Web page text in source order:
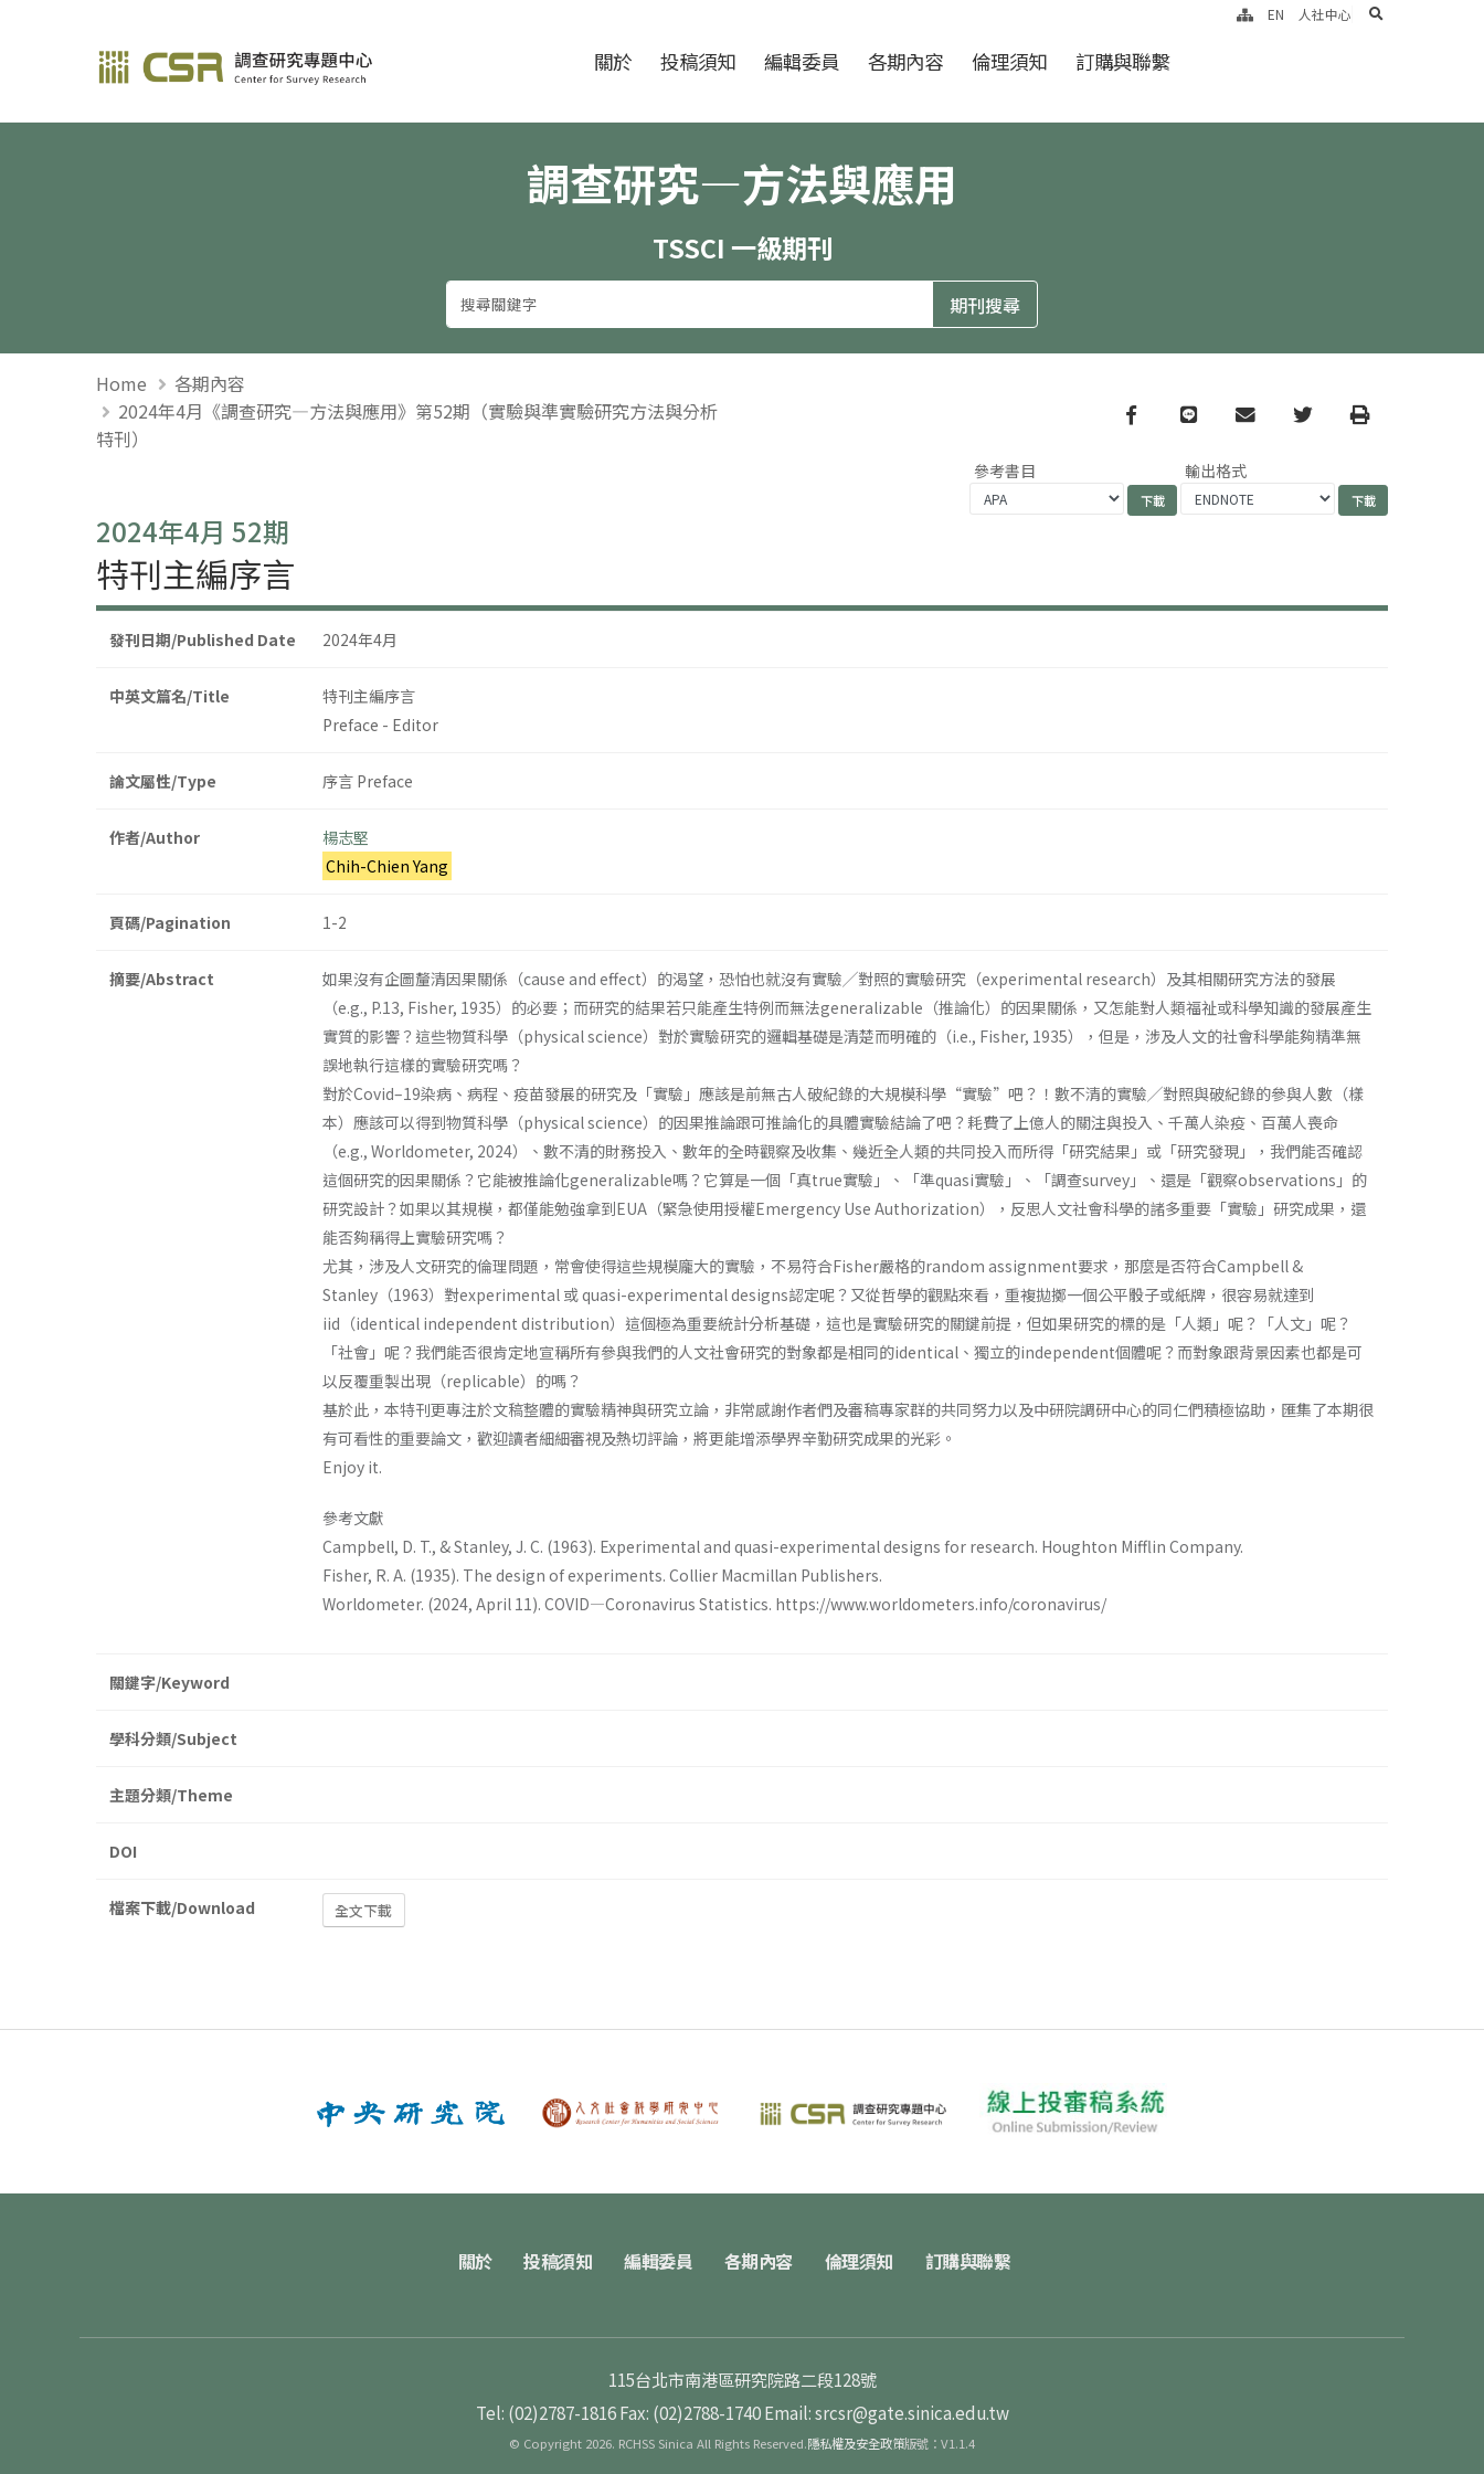
調查研究—方法與應用期刊 關於 投稿須知 編輯委員 各期內容 倫理須知 訂購與聯繫
EN 人社中心 search
調查研究—方法與應用
TSSCI 一級期刊
Home
各期內容
2024年4月《調查研究—方法與應用》第52期（實驗與準實驗研究方法與分析
特刊）
Facebook
line email TwitterPrint
參考書目 輸出格式
2024年4月 52期
特刊主編序言
發刊日期/Published Date 2024年4月
中英文篇名/Title
特刊主編序言
Preface - Editor
論文屬性/Type 序言 Preface
作者/Author
楊志堅
Chih-Chien Yang
頁碼/Pagination 1-2
摘要/Abstract
如果沒有企圖釐清因果關係（cause and effect）的渴望，恐怕也就沒有實驗╱對照的實驗研究（experimental research）及其相關研究方法的發展
（e.g., P.13, Fisher, 1935）的必要；而研究的結果若只能產生特例而無法generalizable（推論化）的因果關係，又怎能對人類福祉或科學知識的發展產生
實質的影響？這些物質科學（physical science）對於實驗研究的邏輯基礎是清楚而明確的（i.e., Fisher, 1935），但是，涉及人文的社會科學能夠精準無
誤地執行這樣的實驗研究嗎？
對於Covid–19染病、病程、疫苗發展的研究及「實驗」應該是前無古人破紀錄的大規模科學“實驗”吧？！數不清的實驗╱對照與破紀錄的參與人數（樣
本）應該可以得到物質科學（physical science）的因果推論跟可推論化的具體實驗結論了吧？耗費了上億人的關注與投入、千萬人染疫、百萬人喪命
（e.g., Worldometer, 2024）、數不清的財務投入、數年的全時觀察及收集、幾近全人類的共同投入而所得「研究結果」或「研究發現」，我們能否確認
這個研究的因果關係？它能被推論化generalizable嗎？它算是一個「真true實驗」、「準quasi實驗」、「調查survey」、還是「觀察observations」的
研究設計？如果以其規模，都僅能勉強拿到EUA（緊急使用授權Emergency Use Authorization），反思人文社會科學的諸多重要「實驗」研究成果，還
能否夠稱得上實驗研究嗎？
尤其，涉及人文研究的倫理問題，常會使得這些規模龐大的實驗，不易符合Fisher嚴格的random assignment要求，那麼是否符合Campbell &
Stanley（1963）對experimental 或 quasi-experimental designs認定呢？又從哲學的觀點來看，重複拋擲一個公平骰子或紙牌，很容易就達到
iid（identical independent distribution）這個極為重要統計分析基礎，這也是實驗研究的關鍵前提，但如果研究的標的是「人類」呢？「人文」呢？
「社會」呢？我們能否很肯定地宣稱所有參與我們的人文社會研究的對象都是相同的identical、獨立的independent個體呢？而對象跟背景因素也都是可
以反覆重製出現（replicable）的嗎？
基於此，本特刊更專注於文稿整體的實驗精神與研究立論，非常感謝作者們及審稿專家群的共同努力以及中研院調研中心的同仁們積極協助，匯集了本期很
有可看性的重要論文，歡迎讀者細細審視及熱切評論，將更能增添學界辛勤研究成果的光彩。
Enjoy it.
參考文獻
Campbell, D. T., & Stanley, J. C. (1963). Experimental and quasi-experimental designs for research. Houghton Mifflin Company.
Fisher, R. A. (1935). The design of experiments. Collier Macmillan Publishers.
Worldometer. (2024, April 11). COVID—Coronavirus Statistics. https://www.worldometers.info/coronavirus/
關鍵字/Keyword
學科分類/Subject
主題分類/Theme
DOI
檔案下載/Download 全文下載
關於 投稿須知 編輯委員 各期內容 倫理須知 訂購與聯繫
115台北市南港區研究院路二段128號
Tel: (02)2787-1816 Fax: (02)2788-1740 Email: srcsr@gate.sinica.edu.tw
© Copyright 2026. RCHSS Sinica All Rights Reserved.隱私權及安全政策版號：V1.1.4